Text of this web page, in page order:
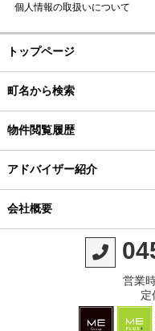
個人情報の取扱いについて
トップページ
町名から検索
物件閲覧履歴
アドバイザー紹介
会社概要
営業
定